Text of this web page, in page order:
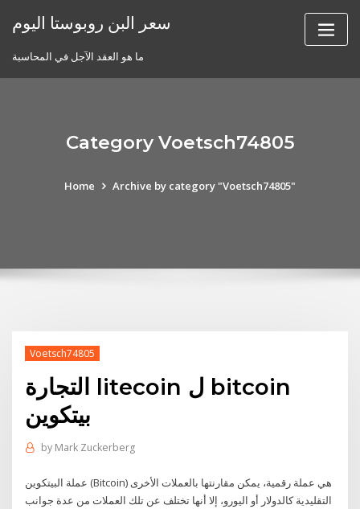
سعر البن روبوستا اليوم
ما هو العقد الآجل في المحاسبة
Category Voetsch74805
Home Archive by category "Voetsch74805"
Voetsch74805
التجارة litecoin ل bitcoin
بيتكوين
by Mark Zuckerberg
عملة البيتكوين (Bitcoin) هي عملة رقمية، يمكن مقارنتها بالعملات الأخرى
التقليدية كالدولار أو اليورو، إلا أنها تختلف عن تلك العملات من عدة جوانب